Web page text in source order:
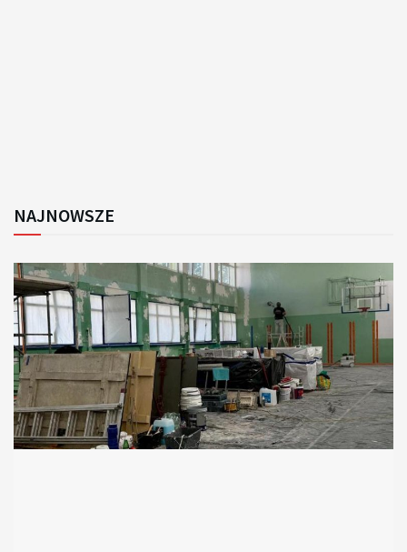
NAJNOWSZE